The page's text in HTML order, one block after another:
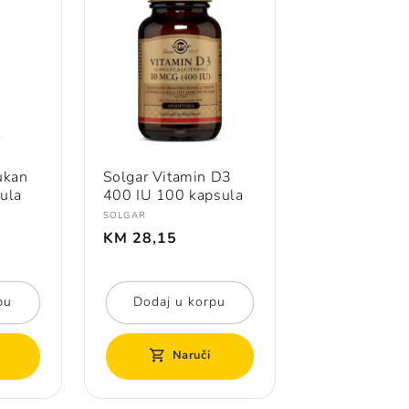
Solgar Vitamin D3
400 IU 100 kapsula
Prodavač:
SOLGAR
Redovna
cijena
KM 28,15
Dodaj u korpu
Naruči